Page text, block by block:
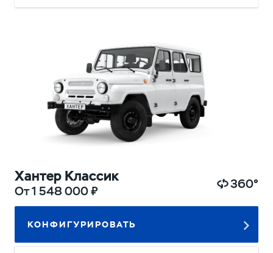
Хантер Классик
От 1 548 000 ₽ 360°
КОНФИГУРИРОВАТЬ